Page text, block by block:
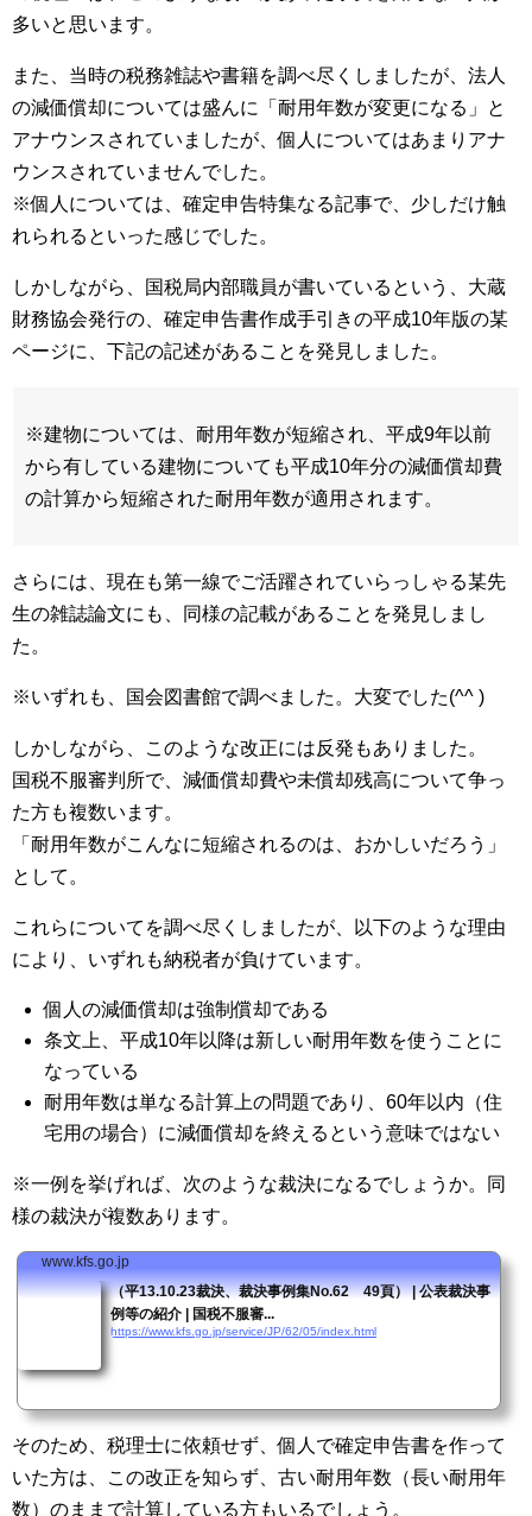
多いと思います。
また、当時の税務雑誌や書籍を調べ尽くしましたが、法人
の減価償却については盛んに「耐用年数が変更になる」と
アナウンスされていましたが、個人についてはあまりアナ
ウンスされていませんでした。
※個人については、確定申告特集なる記事で、少しだけ触
れられるといった感じでした。
しかしながら、国税局内部職員が書いているという、大蔵
財務協会発行の、確定申告書作成手引きの平成10年版の某
ページに、下記の記述があることを発見しました。
※建物については、耐用年数が短縮され、平成9年以前
から有している建物についても平成10年分の減価償却費
の計算から短縮された耐用年数が適用されます。
さらには、現在も第一線でご活躍されていらっしゃる某先
生の雑誌論文にも、同様の記載があることを発見しまし
た。
※いずれも、国会図書館で調べました。大変でした(^^ )
しかしながら、このような改正には反発もありました。
国税不服審判所で、減価償却費や未償却残高について争っ
た方も複数います。
「耐用年数がこんなに短縮されるのは、おかしいだろう」
として。
これらについてを調べ尽くしましたが、以下のような理由
により、いずれも納税者が負けています。
個人の減価償却は強制償却である
条文上、平成10年以降は新しい耐用年数を使うことに
なっている
耐用年数は単なる計算上の問題であり、60年以内（住
宅用の場合）に減価償却を終えるという意味ではない
※一例を挙げれば、次のような裁決になるでしょうか。同
様の裁決が複数あります。
www.kfs.go.jp
（平13.10.23裁決、裁決事例集No.62 49頁） | 公表裁決事
例等の紹介 | 国税不服審...
https://www.kfs.go.jp/service/JP/62/05/index.html
そのため、税理士に依頼せず、個人で確定申告書を作って
いた方は、この改正を知らず、古い耐用年数（長い耐用年
数）のままで計算している方もいるでしょう。